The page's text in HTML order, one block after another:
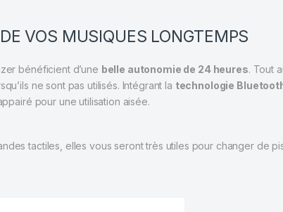
VOS MUSIQUES LONGTEMPS
bénéficient d’une belle autonomie de 24 heures. Tout
ne sont pas utilisés. Intégrant la technologie
pour une utilisation aisée.
tactiles, elles vous seront très utiles pour changer de